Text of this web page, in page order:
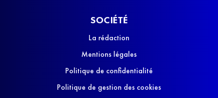
SOCIÉTÉ
La rédaction
Mentions légales
Politique de confidentialité
Politique de gestion des cookies